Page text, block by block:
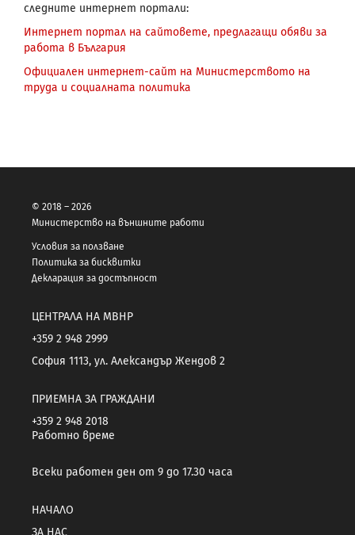
следните интернет портали:
Интернет портал на сайтовете, предлагащи обяви за
работа в България
Официален интернет-сайт на Министерството на
труда и социалната политика
© 2018 – 2026
Министерство на външните работи
Условия за ползване
Политика за бисквитки
Декларация за достъпност
ЦЕНТРАЛА НА МВНР
+359 2 948 2999
София 1113, ул. Александър Жендов 2
ПРИЕМНА ЗА ГРАЖДАНИ
+359 2 948 2018
Работно време
Всеки работен ден от 9 до 17.30 часа
НАЧАЛО
ЗА НАС